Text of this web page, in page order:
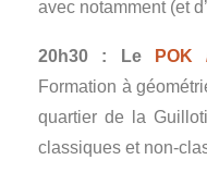
avec notamment (et
20h30 : Le
Formation à
quartier de la
classiques et non-